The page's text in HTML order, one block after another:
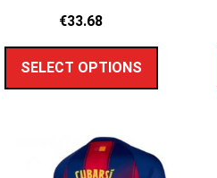
€33.68
SELECT OPTIONS